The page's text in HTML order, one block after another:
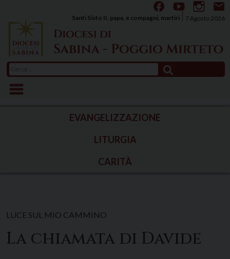
content
7 Agosto 2026
Santi Sisto II, papa, e compagni, martiri
per:
EVANGELIZZAZIONE
LITURGIA
CARITÀ
LUCE SUL MIO CAMMINO
La chiamata di Davide